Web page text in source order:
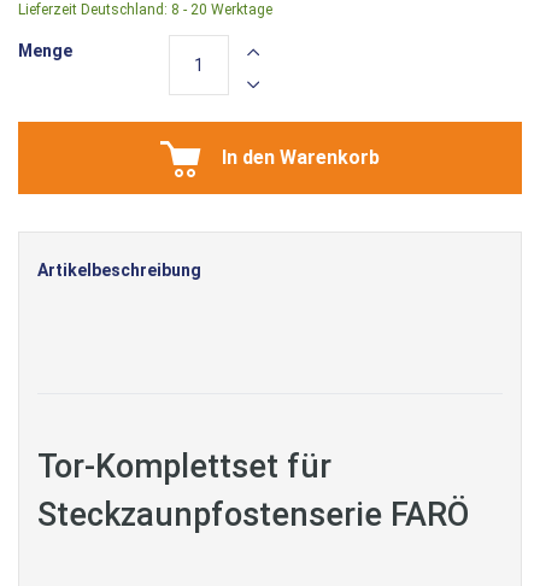
Lieferzeit Deutschland: 8 - 20 Werktage
Menge
In den Warenkorb
Artikelbeschreibung
Tor-Komplettset für
Steckzaunpfostenserie FARÖ